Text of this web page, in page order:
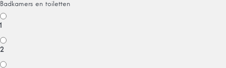
Badkamers en toiletten
1
2